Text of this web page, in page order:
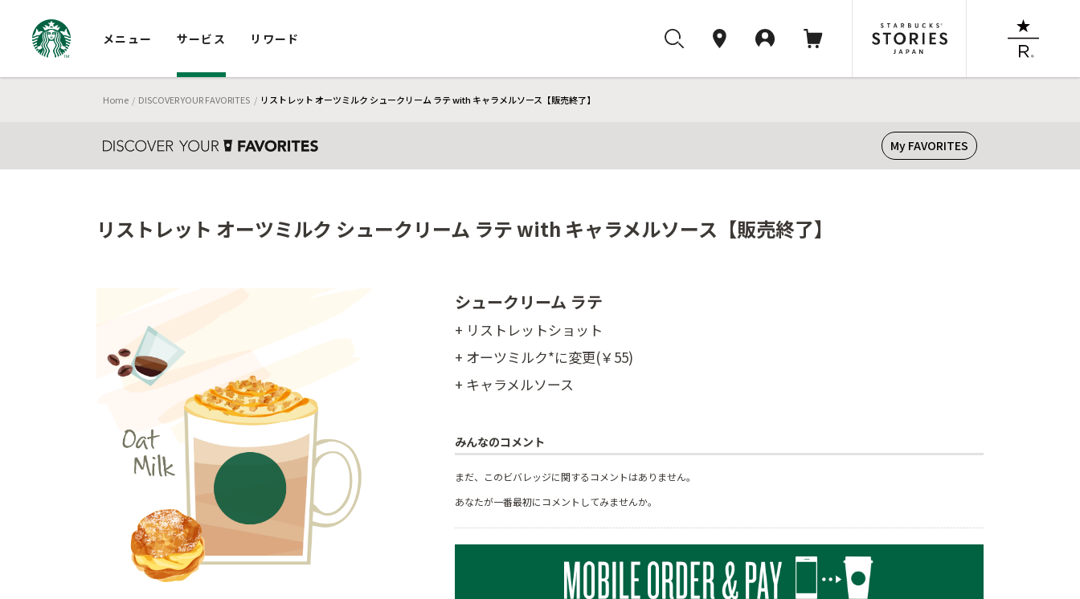
メニュー サービス リワード
Home DISCOVER YOUR FAVORITES リストレット オーツミルク シュークリーム ラテ with キャラメルソース【販売終了】
My FAVORITES
リストレット オーツミルク シュークリーム ラテ with キャラメルソース【販売終了】
シュークリーム ラテ
+ リストレットショット
+ オーツミルク*に変更(￥55)
+ キャラメルソース
みんなのコメント
まだ、このビバレッジに関するコメントはありません。
あなたが一番最初にコメントしてみませんか。